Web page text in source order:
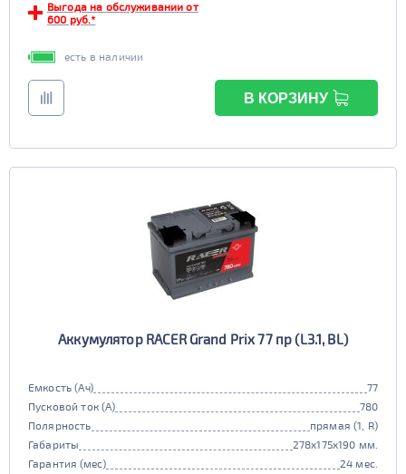
Выгода на обслуживании от
600 руб.*
есть в наличии
В КОРЗИНУ
Аккумулятор RACER Grand Prix 77 пр (L3.1, BL)
Емкость (Ач)
77
Пусковой ток (А)
780
Полярность
прямая (1, R)
Габариты
278x175x190 мм.
Гарантия (мес)
24 мес.